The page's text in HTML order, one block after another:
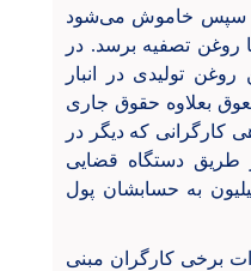
سپس خاموش می‌شود
روغن تصفیه برسد. در
بیش از ۲۰۰ تن روغن تولیدی در انبار
حقوق معوق بعلاوه حقوق جاری
کارگرانی که دیگر در
طریق دستگاه قضایی
و در مجموع ۵۰۰ میلیون به حسابشان پول
برخی کارگران مبنی